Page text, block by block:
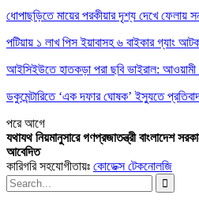
ধোপাছড়িতে মায়ের পরকীয়ার দৃশ্য দেখে ফেলায়
পটিয়ায় ১ লাখ পিস ইয়াবাসহ ৬ বাইকার গ্যাং
আইসিইউতে হাতকড়া পরা ছবি ভাইরাল: আওয়ামী
ডকুমেন্টারিতে ‘এক দফার ঘোষক’ ইস্যুতে
পরেআগে
যথাযথ নিয়মানুসারে গণপ্রজাতন্ত্রী বাংলাদেশ
আবেদিত
কারিগরি সহযোগীতায়ঃ কোডেক্স টেকনোলজি